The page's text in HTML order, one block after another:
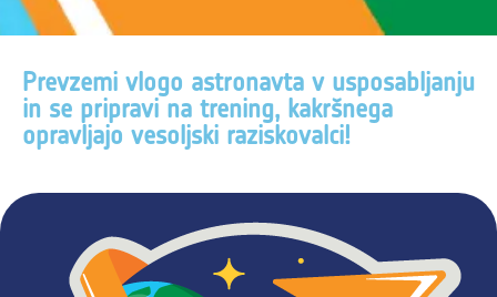
Prevzemi vlogo astronavta v usposabljanju
in se pripravi na trening, kakršnega
opravljajo vesoljski raziskovalci!